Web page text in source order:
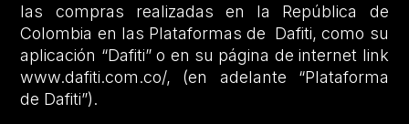
las compras realizadas en la República de
Colombia en las Plataformas de Dafiti, como su
aplicación “Dafiti” o en su página de internet link
www.dafiti.com.co/,
(en adelante “Plataforma
de Dafiti”).